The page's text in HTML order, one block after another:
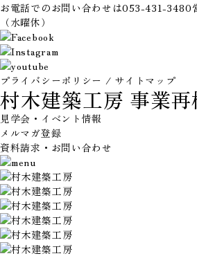
お電話でのお問い合わせは053-431-3480
（水曜休）
プライバシーポリシー / サイトマップ
村木建築工房 事業
見学会・イベント情報
メルマガ登録
資料請求・お問い合わせ